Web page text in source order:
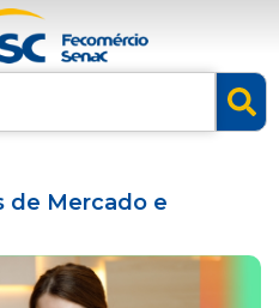
de Mercado e